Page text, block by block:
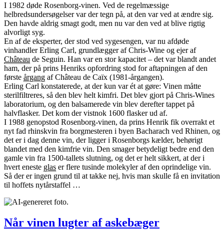
I 1982 døde Rosenborg-vinen. Ved de regelmæssige
helbredsundersøgelser var der tegn på, at den var ved at ændre sig.
Den havde aldrig smagt godt, men nu var den ved at blive rigtig
alvorligt syg.
En af de eksperter, der stod ved sygesengen, var nu afdøde
vinhandler Erling Carl, grundlægger af Chris-Wine og ejer af
Château de Seguin. Han var en stor kapacitet – det var blandt andet
ham, der på prins Henriks opfordring stod for aftapningen af den
første årgang af Château de Caïx (1981-årgangen).
Erling Carl konstaterede, at der kun var ét at gøre: Vinen måtte
sterilfiltreres, så den blev helt kimfri. Det blev gjort på Chris-Wines
laboratorium, og den balsamerede vin blev derefter tappet på
halvflasker. Det kom der vistnok 1600 flasker ud af.
I 1988 genopstod Rosenborg-vinen, da prins Henrik fik overrakt et
nyt fad rhinskvin fra borgmesteren i byen Bacharach ved Rhinen, og
det er i dag denne vin, der ligger i Rosenborgs kælder, behørigt
blandet med den kimfrie vin. Den smager betydeligt bedre end den
gamle vin fra 1500-tallets slutning, og det er helt sikkert, at der i
hvert eneste glas er flere tusinde molekyler af den oprindelige vin.
Så der er ingen grund til at takke nej, hvis man skulle få en invitation
til hoffets nytårstaffel …
Når vinen lugter af askebæger